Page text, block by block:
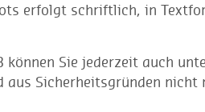
erfolgt schriftlich, in
können Sie jederzeit auch
Sicherheitsgründen nicht